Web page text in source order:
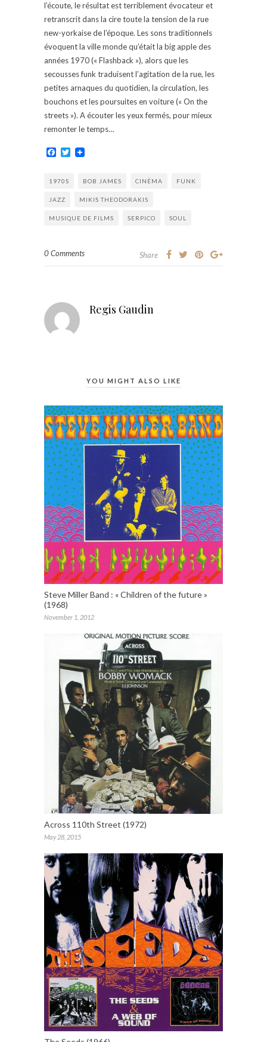
l’écoute, le résultat est terriblement évocateur et
retranscrit dans la cire toute la tension de la rue
new-yorkaise de l’époque. Les sons traditionnels
évoquent la ville monde qu’était la big apple des
années 1970 (« Flashback »), alors que les
secousses funk traduisent l’agitation de la rue, les
petites arnaques du quotidien, la circulation, les
bouchons et les poursuites en voiture (« On the
streets »). A écouter les yeux fermés, pour mieux
remonter le temps…
Facebook
Twitter
1970S BOB JAMES CINÉMA FUNK
JAZZ MIKIS THEODORAKIS
MUSIQUE DE FILMS SERPICO SOUL
0 Comments Share
Regis Gaudin
YOU MIGHT ALSO LIKE
Steve Miller Band : « Children of the future »
(1968)
November 1, 2012
Across 110th Street (1972)
May 28, 2015